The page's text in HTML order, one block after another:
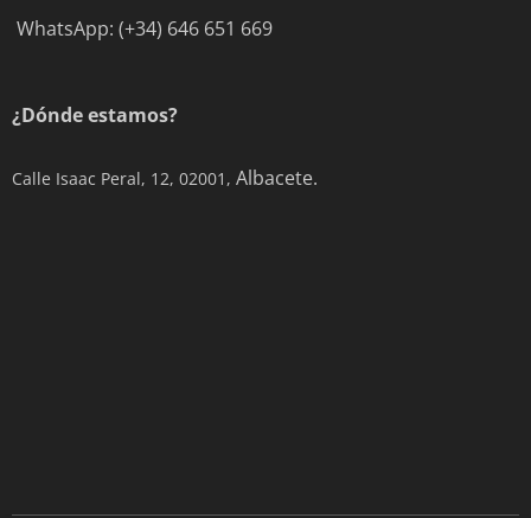
WhatsApp: (+34) 646 651 669
¿Dónde estamos?
Calle Isaac Peral, 12, 02001, Albacete.